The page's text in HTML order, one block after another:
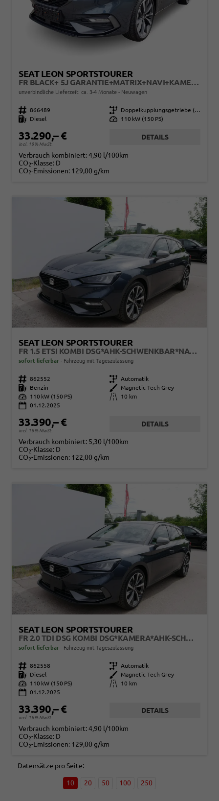
SEAT LEON SPORTSTOURER
FR BLACK+ 5J GARANTIE+MATRIX+NAVI+KAMERA+SHZ+18" ALU
unverbindliche Lieferzeit: ca. 3-4 Monate Neuwagen
Fahrzeugnr. 866489 Getriebe
Kraftstoff
Diesel Leistung 110 kW (150 PS)
33.290,– €
incl. 19% MwSt.
DETAILS
Verbrauch kombiniert:4,90 l/100km
CO2-Klasse: D
CO2-Emissionen: 129,00 g/km
SEAT LEON SPORTSTOURER
FR 1.5 ETSI KOMBI DSG*AHK-SCHWENKBAR*NAVI*TEMPOMAT*3-ZONE KILMAAUTOMATIK
sofort lieferbar Fahrzeug mit Tageszulassung
Fahrzeugnr. 862552 Getriebe Automatik
Kraftstoff
Benzin Außenfarbe
Magnetic Tech Grey
Leistung
110 kW (150 PS) Kilometerstand
10 km
01.12.2025
33.390,– €
incl. 19% MwSt.
DETAILS
Verbrauch kombiniert: 5,30 l/100km
CO2-Klasse: D
CO2-Emissionen: 122,00 g/km
SEAT LEON SPORTSTOURER
FR 2.0 TDI DSG KOMBI DSG*KAMERA*AHK-SCHWENKBAR*NAVI*TEMPOMAT*WINTERPAKET*
sofort lieferbar Fahrzeug mit Tageszulassung
Fahrzeugnr. 862558 Getriebe Automatik
Kraftstoff
Diesel Außenfarbe
Magnetic Tech Grey
Leistung
110 kW (150 PS) Kilometerstand
10 km
01.12.2025
33.390,– €
incl. 19% MwSt.
DETAILS
Verbrauch kombiniert:4,90 l/100km
CO2-Klasse: D
CO2-Emissionen: 129,00 g/km
Datensätze pro Seite:
10 20 50 100 250